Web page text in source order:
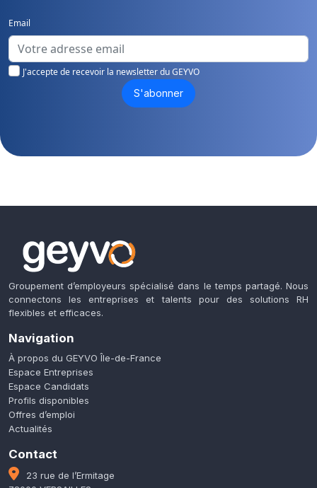
Email
J'accepte de recevoir la newsletter du GEYVO
S'abonner
Groupement d’employeurs spécialisé dans le temps partagé. Nous
connectons les entreprises et talents pour des solutions RH
flexibles et efficaces.
Navigation
À propos du GEYVO Île-de-France
Espace Entreprises
Espace Candidats
Profils disponibles
Offres d’emploi
Actualités
Contact
23 rue de l’Ermitage